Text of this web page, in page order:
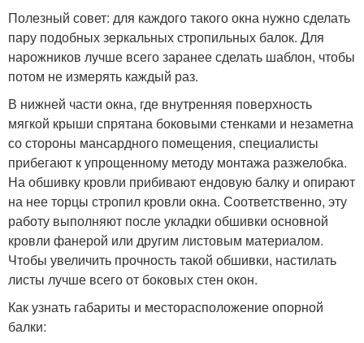
Полезный совет: для каждого такого окна нужно сделать
пару подобных зеркальных стропильных балок. Для
нарожников лучше всего заранее сделать шаблон, чтобы
потом не измерять каждый раз.
В нижней части окна, где внутренняя поверхность
мягкой крыши спрятана боковыми стенками и незаметна
со стороны мансардного помещения, специалисты
прибегают к упрощенному методу монтажа разжелобка.
На обшивку кровли прибивают ендовую балку и опирают
на нее торцы стропил кровли окна. Соответственно, эту
работу выполняют после укладки обшивки основной
кровли фанерой или другим листовым материалом.
Чтобы увеличить прочность такой обшивки, настилать
листы лучше всего от боковых стен окон.
Как узнать габариты и месторасположение опорной
балки: